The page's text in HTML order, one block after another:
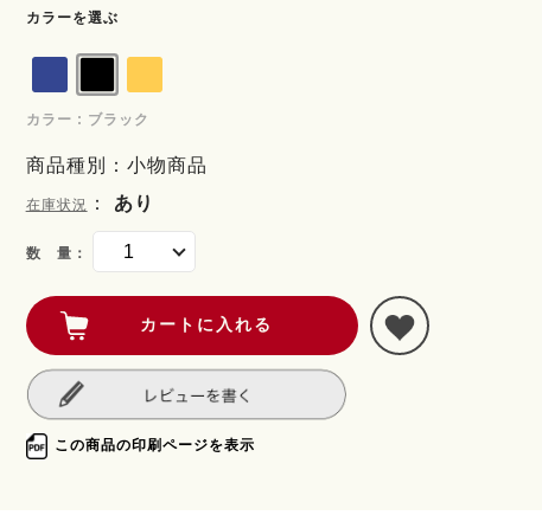
カラーを選ぶ
カラー : ブラック
商品種別：小物商品
在庫状況 ： あり
数 量：
この商品の印刷ページを表示